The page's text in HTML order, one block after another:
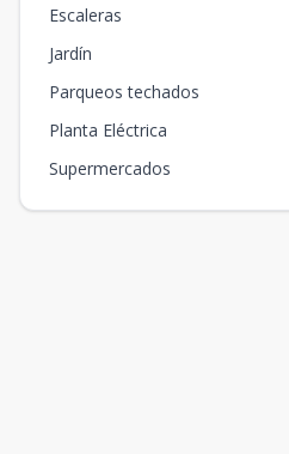
Escaleras
Jardín
Parqueos techados
Planta Eléctrica
Supermercados